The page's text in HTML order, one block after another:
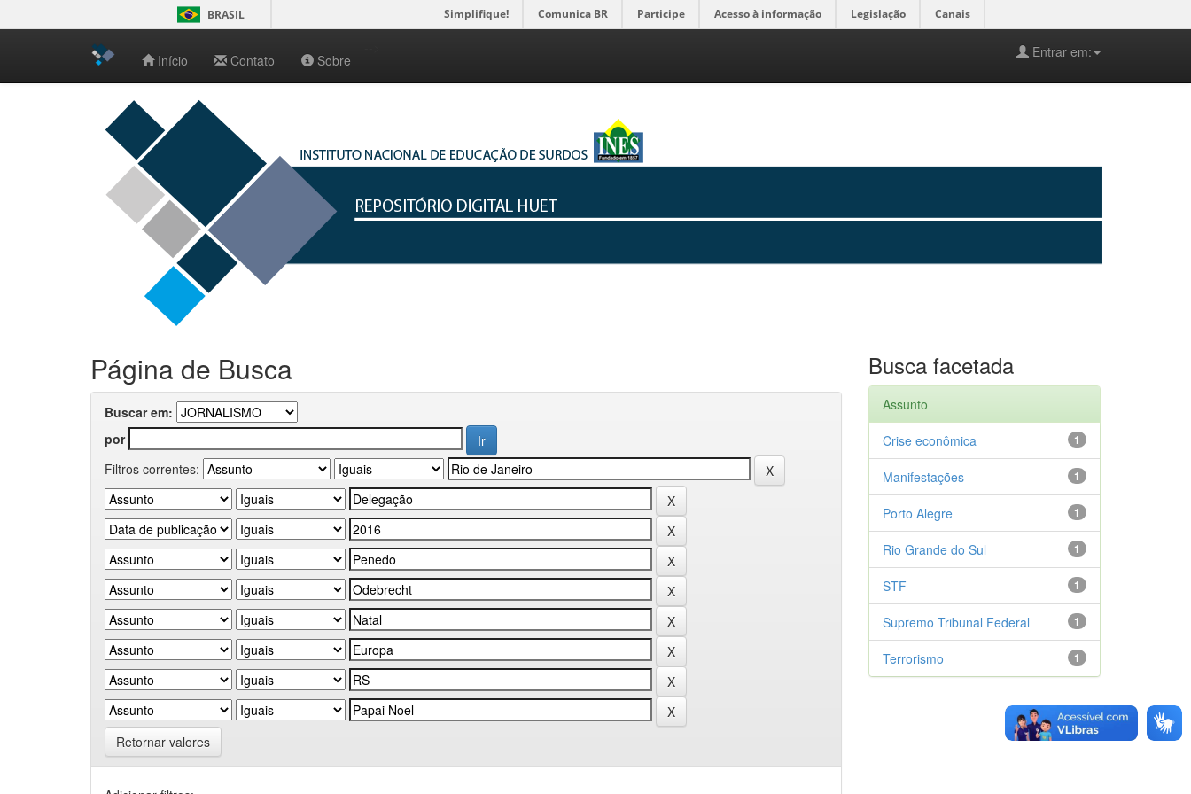
navigation
BRASIL Simplifique! Comunica BR Participe Acesso à informação Legislação Canais
Início Contato Sobre Entrar em:
Página de Busca
Buscar em:
por
Filtros correntes:
Retornar valores
Busca facetada
Assunto
1
Crise econômica
1
Manifestações
1
Porto Alegre
1
Rio Grande do Sul
1
STF
1
Supremo Tribunal Federal
1
Terrorismo